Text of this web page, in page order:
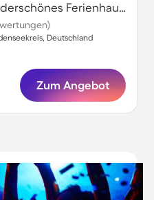
Voll ausgestattetes wunderschönes Ferienhaus mit Terrasse, Garten und Grill | Seeblick | Haustiere sind willkommen
Deutschland
Zum Angebot